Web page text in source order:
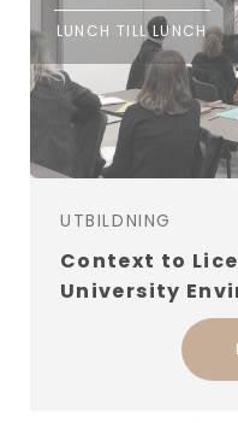
LUNCH TILL LUNCH
UTBILDNING
Context to
University